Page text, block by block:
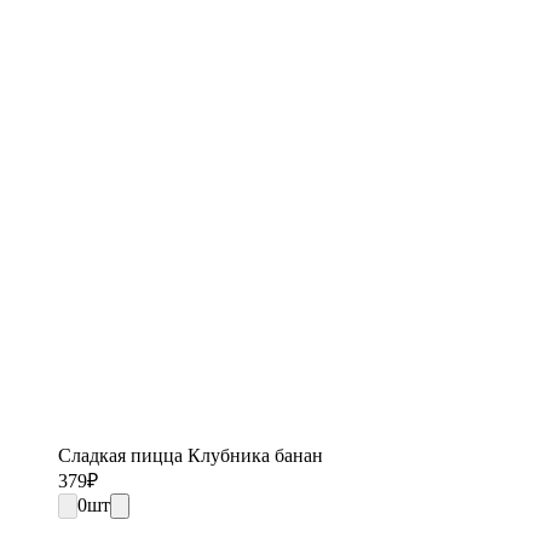
Сладкая пицца Клубника банан
379₽
0шт